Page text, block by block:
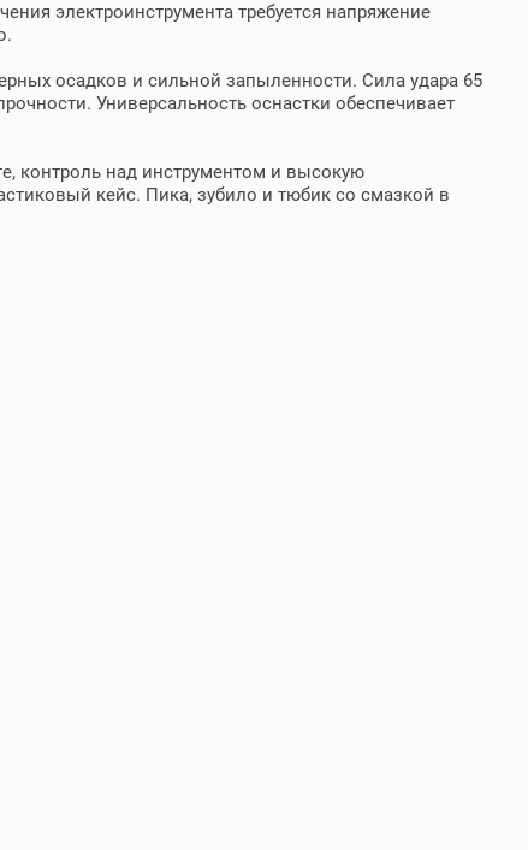
электроинструмента требуется напряжение
осадков и сильной запыленности. Сила удара 65
Универсальность оснастки обеспечивает
контроль над инструментом и высокую
кейс. Пика, зубило и тюбик со смазкой в